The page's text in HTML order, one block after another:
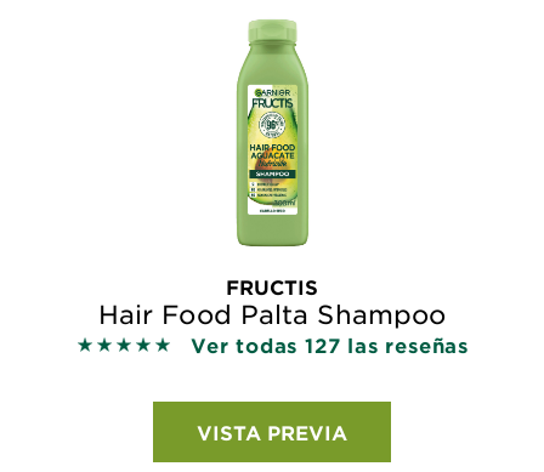
FRUCTIS
Hair Food Palta Shampoo
5 out of 5 stars based on reviews
Ver todas 127 las reseñas
VISTA PREVIA